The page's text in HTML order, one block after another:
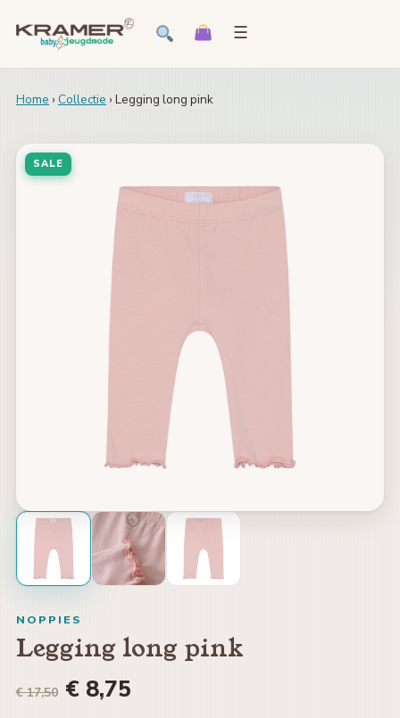
☰
Home › Collectie › Legging long pink
SALE
NOPPIES
Legging long pink
€ 17,50 € 8,75